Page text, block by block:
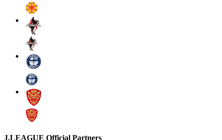
J.LEAGUE Official Partners